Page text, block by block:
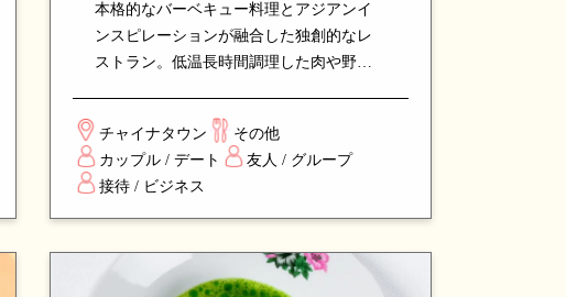
本格的なバーベキュー料理とアジアンイ
ンスピレーションが融合した独創的なレ
ストラン。低温長時間調理した肉や野菜
確かな技と創造性が光ります。バー併設
で、カクテルやワインとともに楽しめ
る、新しいダイニング体験を提供する人
気店です。
チャイナタウン
その他
カップル / デート
友人 / グループ
接待 / ビジネス